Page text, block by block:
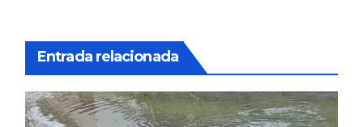
Entrada relacionada